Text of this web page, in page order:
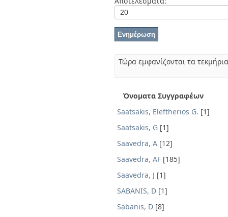
Τώρα εμφανίζονται τα
Όνοματα Συγγραφέων
Saatsakis, Eleftherios G. [1]
Saatsakis, G [1]
Saavedra, A [12]
Saavedra, AF [185]
Saavedra, J [1]
SABANIS, D [1]
Sabanis, D [8]